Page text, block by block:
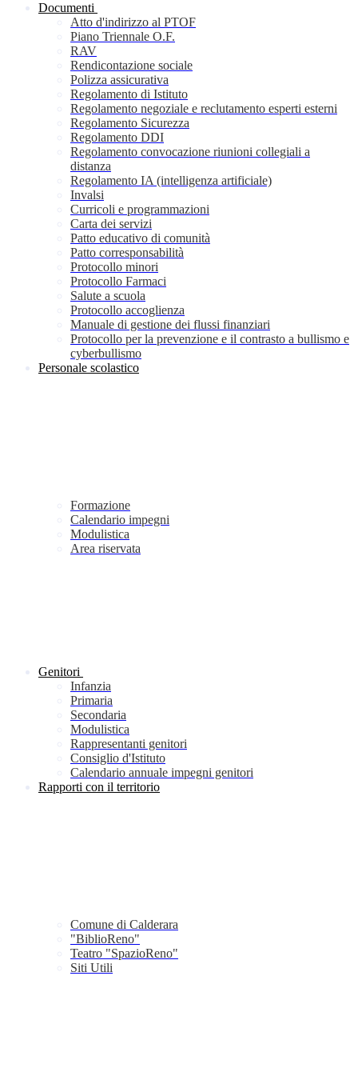
Documenti
Atto d'indirizzo al PTOF
Piano Triennale O.F.
RAV
Rendicontazione sociale
Polizza assicurativa
Regolamento di Istituto
Regolamento negoziale e reclutamento esperti esterni
Regolamento Sicurezza
Regolamento DDI
Regolamento convocazione riunioni collegiali a
distanza
Regolamento IA (intelligenza artificiale)
Invalsi
Curricoli e programmazioni
Carta dei servizi
Patto educativo di comunità
Patto corresponsabilità
Protocollo minori
Protocollo Farmaci
Salute a scuola
Protocollo accoglienza
Manuale di gestione dei flussi finanziari
Protocollo per la prevenzione e il contrasto a bullismo e
cyberbullismo
Personale scolastico
Formazione
Calendario impegni
Modulistica
Area riservata
Genitori
Infanzia
Primaria
Secondaria
Modulistica
Rappresentanti genitori
Consiglio d'Istituto
Calendario annuale impegni genitori
Rapporti con il territorio
Comune di Calderara
"BiblioReno"
Teatro "SpazioReno"
Siti Utili